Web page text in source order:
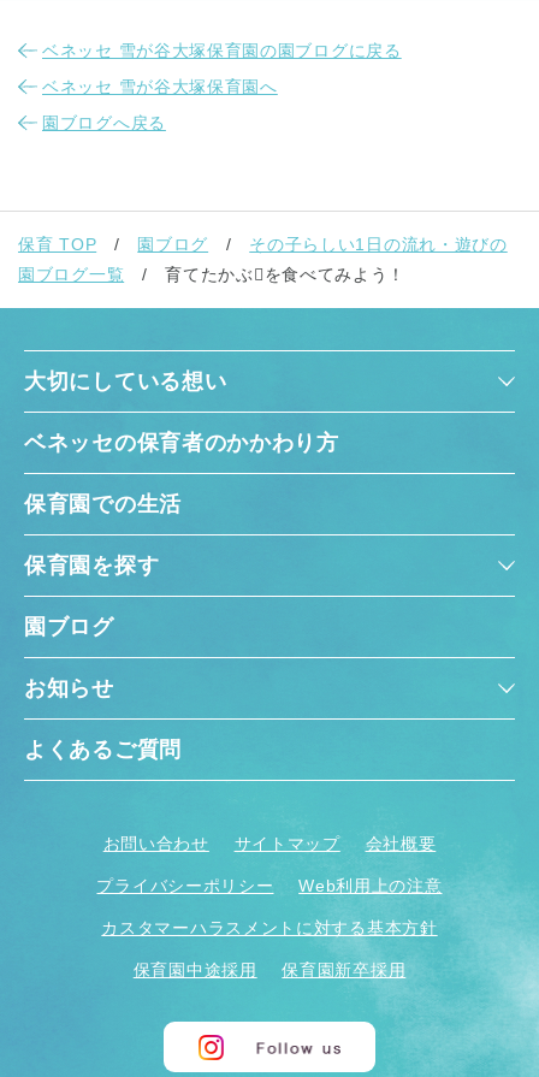
ベネッセ 雪が谷大塚保育園の園ブログに戻る
ベネッセ 雪が谷大塚保育園へ
園ブログへ戻る
保育 TOP 園ブログ
その子らしい1日の流れ・遊びの
園ブログ一覧
育てたかぶ🫜を食べてみよう！
大切にしている想い
ベネッセの保育者のかかわり方
保育園での生活
保育園を探す
園ブログ
お知らせ
よくあるご質問
お問い合わせ サイトマップ 会社概要
プライバシーポリシー Web利用上の注意
カスタマーハラスメントに対する基本方針
保育園中途採用 保育園新卒採用